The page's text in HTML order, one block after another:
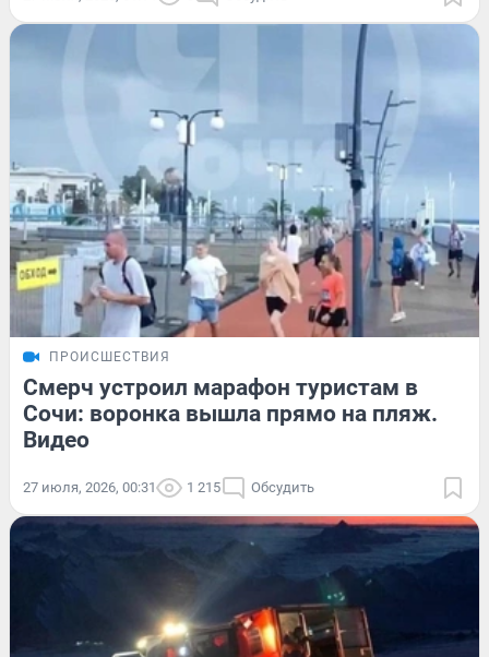
ПРОИСШЕСТВИЯ
Смерч устроил марафон туристам в
Сочи: воронка вышла прямо на пляж.
Видео
27 июля, 2026, 00:31 1 215 Обсудить